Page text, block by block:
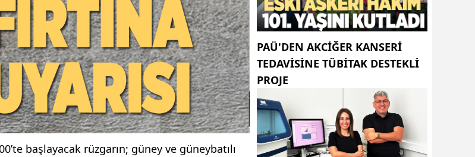
başlayacak rüzgarın; güney ve güneybatılı
PAÜ'DEN AKCİĞER KANSERİ
TEDAVİSİNE TÜBİTAK DESTEKLİ
PROJE